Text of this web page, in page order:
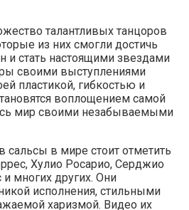
талантливых танцоров
из них смогли достичь
стать настоящими звездами
своими выступлениями
пластикой, гибкостью и
воплощением самой
мир своими незабываемыми
сальсы в мире стоит отметить
Хулио Росарио, Серджио
многих других. Они
исполнения, стильными
харизмой. Видео их